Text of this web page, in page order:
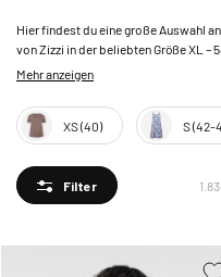
Hier findest du eine große Auswahl
von Zizzi in der beliebten Größe XL –
Mehr anzeigen
XS (40) S (42-
Filter